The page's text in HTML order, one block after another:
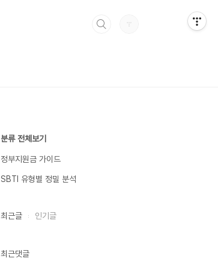
분류 전체보기
정부지원금 가이드
SBTI 유형별 정밀 분석
최근글 인기글
최근댓글